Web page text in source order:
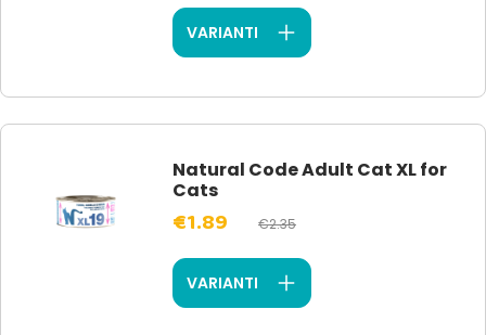
VARIANTI
Natural Code Adult Cat XL for
Cats
€1.89 €2.35
VARIANTI